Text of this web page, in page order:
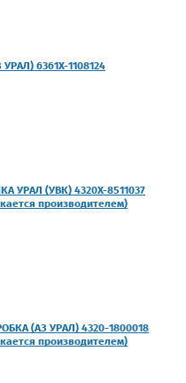
6361Х-1108124
УРАЛ (УВК) 4320Х-8511037
производителем)
(АЗ УРАЛ) 4320-1800018
производителем)